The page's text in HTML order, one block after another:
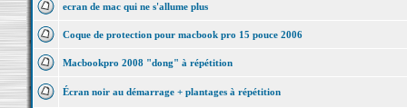
ecran de mac qui ne s'allume plus
Coque de protection pour macbook pro 15 pouce 2006
Macbookpro 2008 "dong" à répétition
Écran noir au démarrage + plantages à répétition